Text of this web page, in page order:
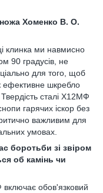
Хоменко В. О.
клинка ми навмисно
90 градусів, не
для того, щоб
ефективне шкребло
сталі Х12МФ
гарячих іскор без
важливим для
умовах.
боротьби зі звіром
об камінь чи
обов'язковий